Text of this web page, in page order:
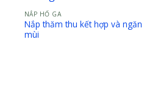
NẮP HỐ GA
Nắp thăm thu kết hợp và ngăn
mùi